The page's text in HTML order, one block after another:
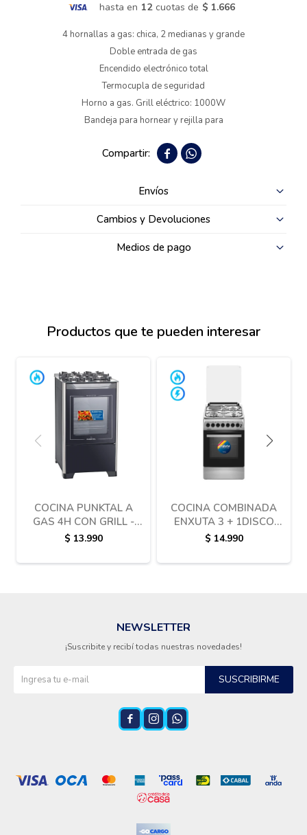
hasta en 12 cuotas de $ 1.666
4 hornallas a gas: chica, 2 medianas y grande
Doble entrada de gas
Encendido electrónico total
Termocupla de seguridad
Horno a gas. Grill eléctrico: 1000W
Bandeja para hornear y rejilla para
 
Envíos
Cambios y Devoluciones
Medios de pago
Productos que te pueden interesar
COCINA PUNKTAL A
GAS 4H CON GRILL -
PK-490G
$ 13.990
COCINA COMBINADA
ENXUTA 3 + 1DISCO
INOX
$ 14.990
NEWSLETTER
¡Suscribite y recibí todas nuestras novedades!
SUSCRIBIRME
  